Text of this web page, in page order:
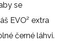
se
EVO² extra
černé láhvi.